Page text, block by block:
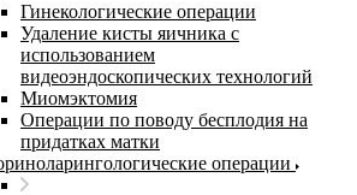
Гинекологические операции
Удаление кисты яичника с
использованием
видеоэндоскопических технологий
Миомэктомия
Операции по поводу бесплодия на
придатках матки
операции